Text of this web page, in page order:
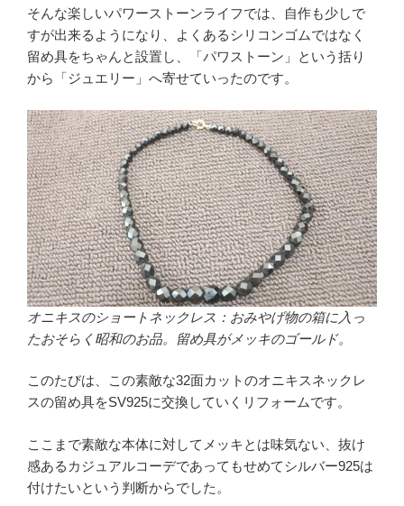
そんな楽しいパワーストーンライフでは、自作も少しで
すが出来るようになり、よくあるシリコンゴムではなく
留め具をちゃんと設置し、「パワストーン」という括り
から「ジュエリー」へ寄せていったのです。
オニキスのショートネックレス：おみやげ物の箱に入っ
たおそらく昭和のお品。留め具がメッキのゴールド。
このたびは、この素敵な32面カットのオニキスネックレ
スの留め具をSV925に交換していくリフォームです。
ここまで素敵な本体に対してメッキとは味気ない、抜け
感あるカジュアルコーデであってもせめてシルバー925は
付けたいという判断からでした。